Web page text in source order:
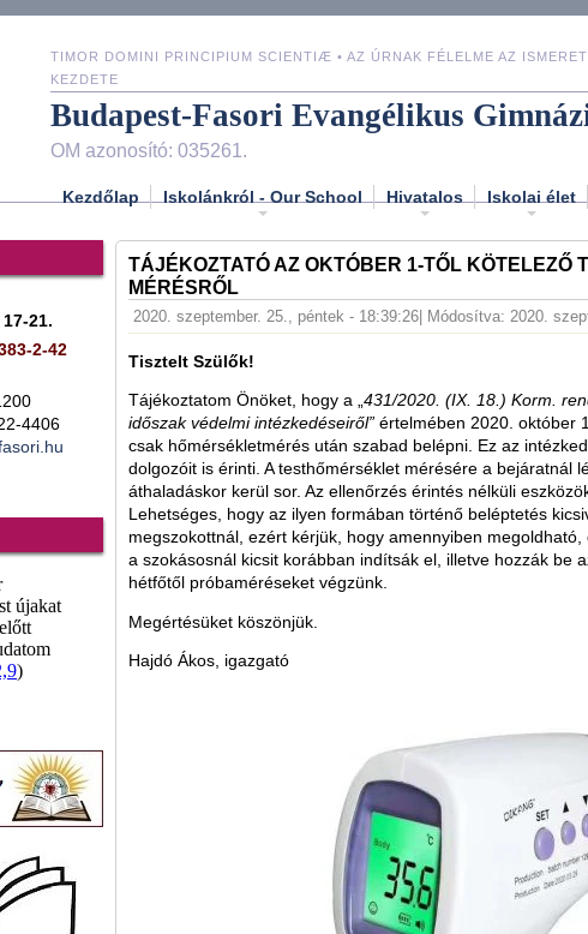
TIMOR DOMINI PRINCIPIUM SCIENTIÆ • AZ ÚRNAK FÉLELME AZ ISMERET
KEZDETE
Budapest-Fasori Evangélikus
OM azonosító: 035261.
Kezdőlap Iskolánkról - Our School Hivatalos Iskolai élet
21.
2-42
4406
TÁJÉKOZTATÓ AZ OKTÓBER 1-TŐL KÖTELEZŐ
MÉRÉSRŐL
2020. szeptember. 25., péntek - 18:39:26 | Módosítva: 2020.
Tisztelt Szülők!
Tájékoztatom Önöket, hogy a „431/2020. (IX. 18.) Korm.
időszak védelmi intézkedéseiről” értelmében 2020. október
csak hőmérsékletmérés után szabad belépni. Ez az
dolgozóit is érinti. A testhőmérséklet mérésére a bejáratnál
áthaladáskor kerül sor. Az ellenőrzés érintés nélküli
Lehetséges, hogy az ilyen formában történő beléptetés
megszokottnál, ezért kérjük, hogy amennyiben
a szokásosnál kicsit korábban indítsák el, illetve hozzák be
hétfőtől próbaméréseket végzünk.
Megértésüket köszönjük.
Hajdó Ákos, igazgató